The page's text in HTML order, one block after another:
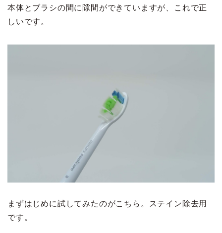
本体とブラシの間に隙間ができていますが、これで正
しいです。
まずはじめに試してみたのがこちら。ステイン除去用
です。